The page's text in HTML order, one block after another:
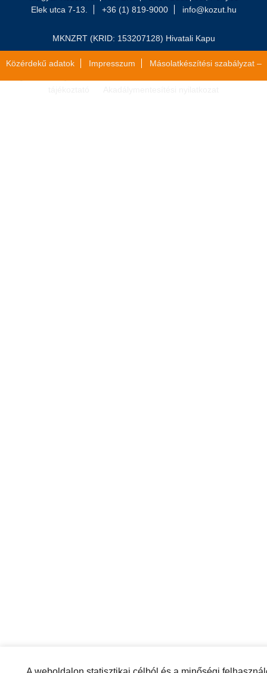
Elek utca 7-13.
+36 (1) 819-9000 info@kozut.hu
MKNZRT (KRID: 153207128) Hivatali Kapu
Közérdekű adatok Impresszum
Másolatkészítési szabályzat –